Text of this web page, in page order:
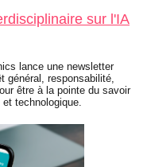
sur l'IA
lance une newsletter
général, responsabilité,
être à la pointe du savoir
et technologique.